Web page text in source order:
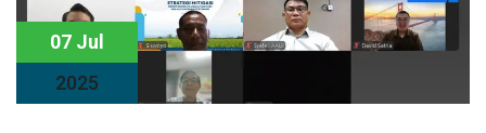
07 Jul
2025